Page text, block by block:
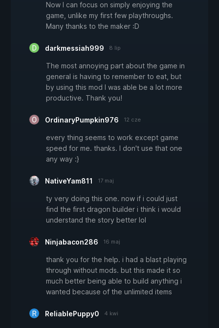
Now I can focus on simply enjoying the
game, unlike my first few playthroughs.
Many thanks to the maker :D
darkmessiah999 8 lip
The most annoying part about the game in
general is having to remember to eat, but
by using this mod I was able be a lot more
productive. Thank you!
OrdinaryPumpkin976 12 cze
every thing seems to work except game
speed for me. thanks. I don't use that one
any way :}
NativeYam811 17 maj
ty very doing this one. now if i could just
find the first dragon builder i think i would
understand the story better lol
Ninjabacon286 16 maj
thank you for the help. i had a blast playing
through without mods. but this made it so
much better being able to build anything i
wanted because of the unlimited items
ReliablePuppy0 4 kwi